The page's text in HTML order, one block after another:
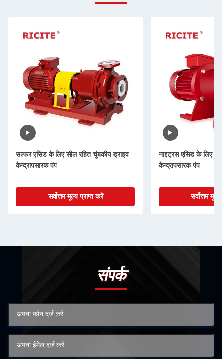
सल्फर एसिड के लिए सील रहित चुंबकीय ड्राइव
केन्द्रापसारक पंप
सर्वोत्तम मूल्य प्राप्त करें
नाइट्रस एसिड के लिए
केन्द्रापसारक पंप
सर्वोत्तम
संपर्क